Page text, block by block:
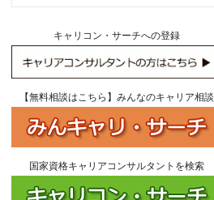
キャリコン・サーチへの登録
【無料相談はこちら】みんなのキャリア相談
国家資格キャリアコンサルタントを検索